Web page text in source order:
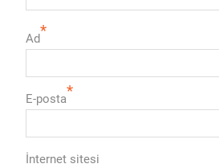
Ad*
E-posta*
İnternet sitesi